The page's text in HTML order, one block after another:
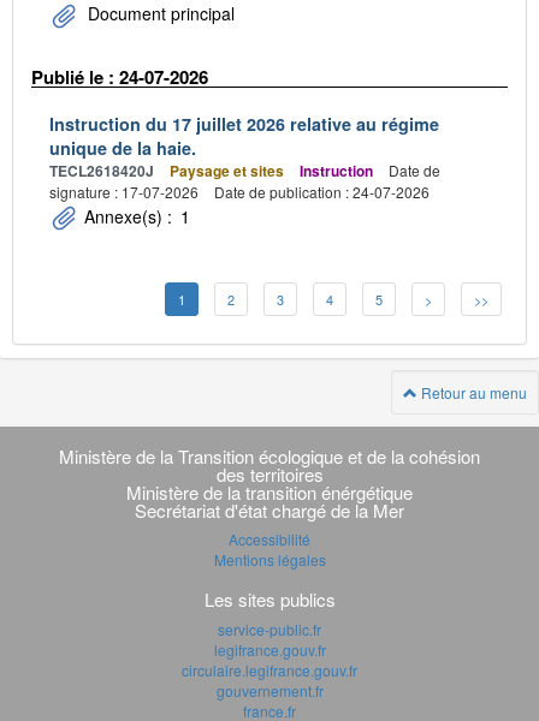
Document principal
Publié le : 24-07-2026
Instruction du 17 juillet 2026 relative au régime
unique de la haie.
TECL2618420J Paysage et sites Instruction
Date de
signature : 17-07-2026
Date de publication : 24-07-2026
Annexe(s) : 1
1 2 3 4 5 > >>
Retour au menu
Navigation
transverse
Ministère de la Transition écologique et de la cohésion
des territoires
Ministère de la transition énérgétique
Secrétariat d'état chargé de la Mer
Accessibilité
Mentions légales
Les sites publics
service-public.fr
legifrance.gouv.fr
circulaire.legifrance.gouv.fr
gouvernement.fr
france.fr